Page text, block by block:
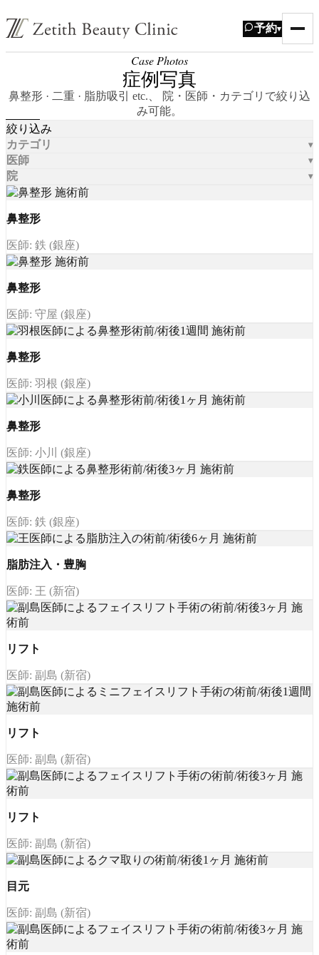
予約▾
Case Photos
症例写真
鼻整形 · 二重 · 脂肪吸引 etc.、 院・医師・カテゴリで絞り込
み可能。
絞り込み
カテゴリ
医師
院
鼻整形
医師: 鉄 (銀座)
鼻整形
医師: 守屋 (銀座)
鼻整形
医師: 羽根 (銀座)
鼻整形
医師: 小川 (銀座)
鼻整形
医師: 鉄 (銀座)
脂肪注入・豊胸
医師: 王 (新宿)
リフト
医師: 副島 (新宿)
リフト
医師: 副島 (新宿)
リフト
医師: 副島 (新宿)
目元
医師: 副島 (新宿)